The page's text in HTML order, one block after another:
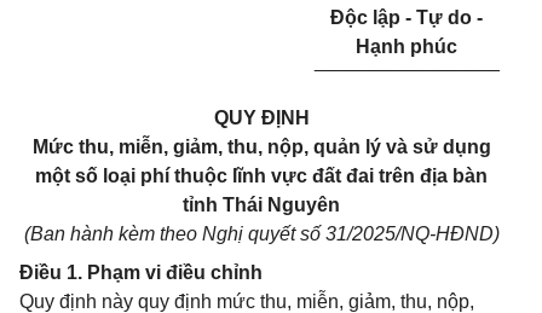
Độc lập - Tự do -
Hạnh phúc
_________________
QUY ĐỊNH
Mức thu, miễn, giảm, thu, nộp, quản lý và sử dụng
một số loại phí thuộc lĩnh vực đất đai trên địa bàn
tỉnh Thái Nguyên
(Ban hành kèm theo Nghị quyết số 31/2025/NQ-HĐND)
Điều 1. Phạm vi điều chỉnh
Quy định này quy định mức thu, miễn, giảm, thu, nộp,